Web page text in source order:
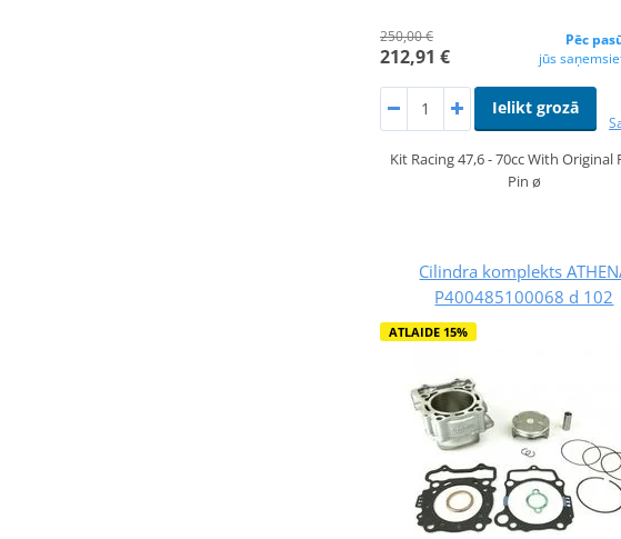
250,00 €
212,91 €
Pēc
jūs
Ielikt grozā
Kit Racing 47,6 - 70cc With Original
Pin ø
Cilindra komplekts
P400485100068 d 102
ATLAIDE 15%